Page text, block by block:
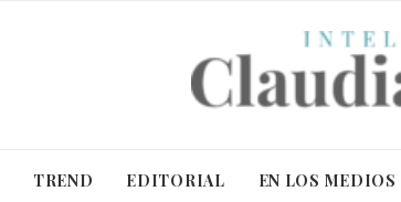
TREND EDITORIAL EN LOS MEDIOS